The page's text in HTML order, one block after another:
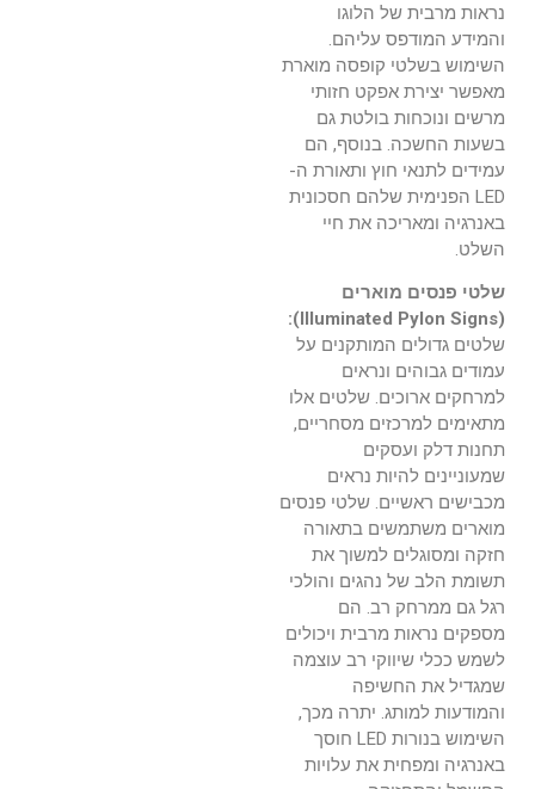
נראות מרבית של הלוגו
והמידע המודפס עליהם.
השימוש בשלטי קופסה מוארת
מאפשר יצירת אפקט חזותי
מרשים ונוכחות בולטת גם
בשעות החשכה. בנוסף, הם
עמידים לתנאי חוץ ותאורת ה-
LED הפנימית שלהם חסכונית
באנרגיה ומאריכה את חיי
השלט.
שלטי פנסים מוארים
(Illuminated Pylon Signs):
שלטים גדולים המותקנים על
עמודים גבוהים ונראים
למרחקים ארוכים. שלטים אלו
מתאימים למרכזים מסחריים,
תחנות דלק ועסקים
שמעוניינים להיות נראים
מכבישים ראשיים. שלטי פנסים
מוארים משתמשים בתאורה
חזקה ומסוגלים למשוך את
תשומת הלב של נהגים והולכי
רגל גם ממרחק רב. הם
מספקים נראות מרבית ויכולים
לשמש ככלי שיווקי רב עוצמה
שמגדיל את החשיפה
והמודעות למותג. יתרה מכך,
השימוש בנורות LED חוסך
באנרגיה ומפחית את עלויות